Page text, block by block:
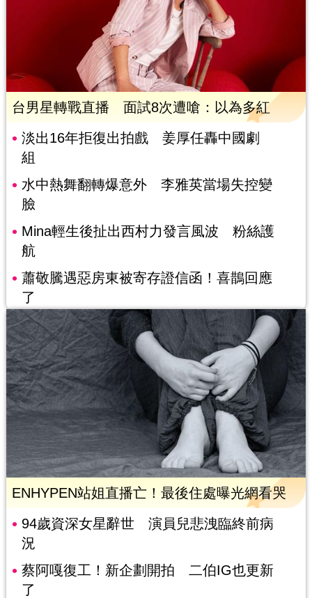
台男星轉戰直播 面試8次遭嗆：以為多紅
淡出16年拒復出拍戲 姜厚任轟中國劇
組
水中熱舞翻轉爆意外 李雅英當場失控變
臉
Mina輕生後扯出西村力發言風波 粉絲護
航
蕭敬騰遇惡房東被寄存證信函！喜鵲回應
了
ENHYPEN站姐直播亡！最後住處曝光網看哭
94歲資深女星辭世 演員兒悲洩臨終前病
況
蔡阿嘎復工！新企劃開拍 二伯IG也更新
了